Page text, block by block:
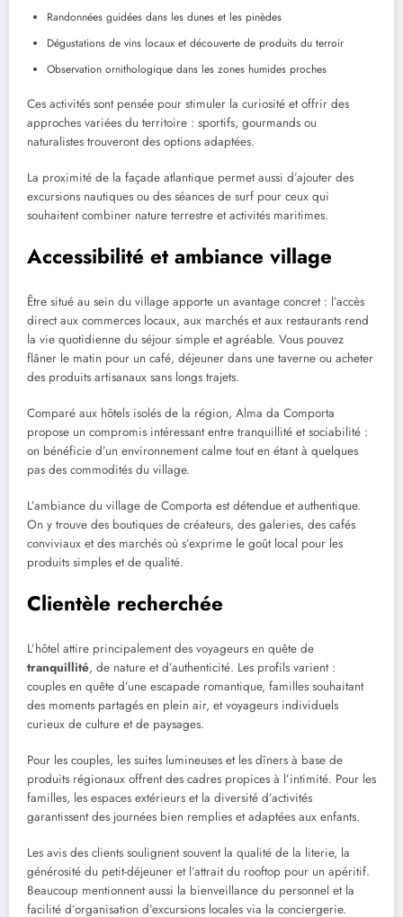
Randonnées guidées dans les dunes et les pinèdes
Dégustations de vins locaux et découverte de produits du terroir
Observation ornithologique dans les zones humides proches
Ces activités sont pensée pour stimuler la curiosité et offrir des
approches variées du territoire : sportifs, gourmands ou
naturalistes trouveront des options adaptées.
La proximité de la façade atlantique permet aussi d’ajouter des
excursions nautiques ou des séances de surf pour ceux qui
souhaitent combiner nature terrestre et activités maritimes.
Accessibilité et ambiance village
Être situé au sein du village apporte un avantage concret : l’accès
direct aux commerces locaux, aux marchés et aux restaurants rend
la vie quotidienne du séjour simple et agréable. Vous pouvez
flâner le matin pour un café, déjeuner dans une taverne ou acheter
des produits artisanaux sans longs trajets.
Comparé aux hôtels isolés de la région, Alma da Comporta
propose un compromis intéressant entre tranquillité et sociabilité :
on bénéficie d’un environnement calme tout en étant à quelques
pas des commodités du village.
L’ambiance du village de Comporta est détendue et authentique.
On y trouve des boutiques de créateurs, des galeries, des cafés
conviviaux et des marchés où s’exprime le goût local pour les
produits simples et de qualité.
Clientèle recherchée
L’hôtel attire principalement des voyageurs en quête de
tranquillité, de nature et d’authenticité. Les profils varient :
couples en quête d’une escapade romantique, familles souhaitant
des moments partagés en plein air, et voyageurs individuels
curieux de culture et de paysages.
Pour les couples, les suites lumineuses et les dîners à base de
produits régionaux offrent des cadres propices à l’intimité. Pour les
familles, les espaces extérieurs et la diversité d’activités
garantissent des journées bien remplies et adaptées aux enfants.
Les avis des clients soulignent souvent la qualité de la literie, la
générosité du petit-déjeuner et l’attrait du rooftop pour un apéritif.
Beaucoup mentionnent aussi la bienveillance du personnel et la
facilité d’organisation d’excursions locales via la conciergerie.